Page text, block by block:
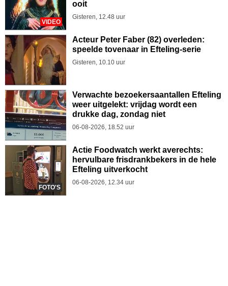
VIDEO
ooit
Gisteren, 12.48 uur
Acteur Peter Faber (82) overleden:
speelde tovenaar in Efteling-serie
Gisteren, 10.10 uur
Verwachte bezoekersaantallen Efteling
weer uitgelekt: vrijdag wordt een
drukke dag, zondag niet
06-08-2026, 18.52 uur
FOTO'S
Actie Foodwatch werkt averechts:
hervulbare frisdrankbekers in de hele
Efteling uitverkocht
06-08-2026, 12.34 uur